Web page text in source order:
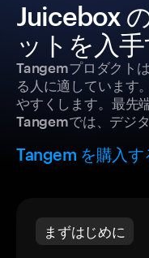
Juicebox
ットを入
Tangemプロダクト
る人に適しています
やすくします。最先
Tangemでは、デジ
Tangem を購入す
まずはじめに